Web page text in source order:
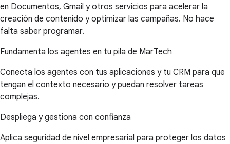
en Documentos, Gmail y otros servicios para acelerar la
creación de contenido y optimizar las campañas. No hace
falta saber programar.
Fundamenta los agentes en tu pila de MarTech
Conecta los agentes con tus aplicaciones y tu CRM para que
tengan el contexto necesario y puedan resolver tareas
complejas.
Despliega y gestiona con confianza
Aplica seguridad de nivel empresarial para proteger los datos